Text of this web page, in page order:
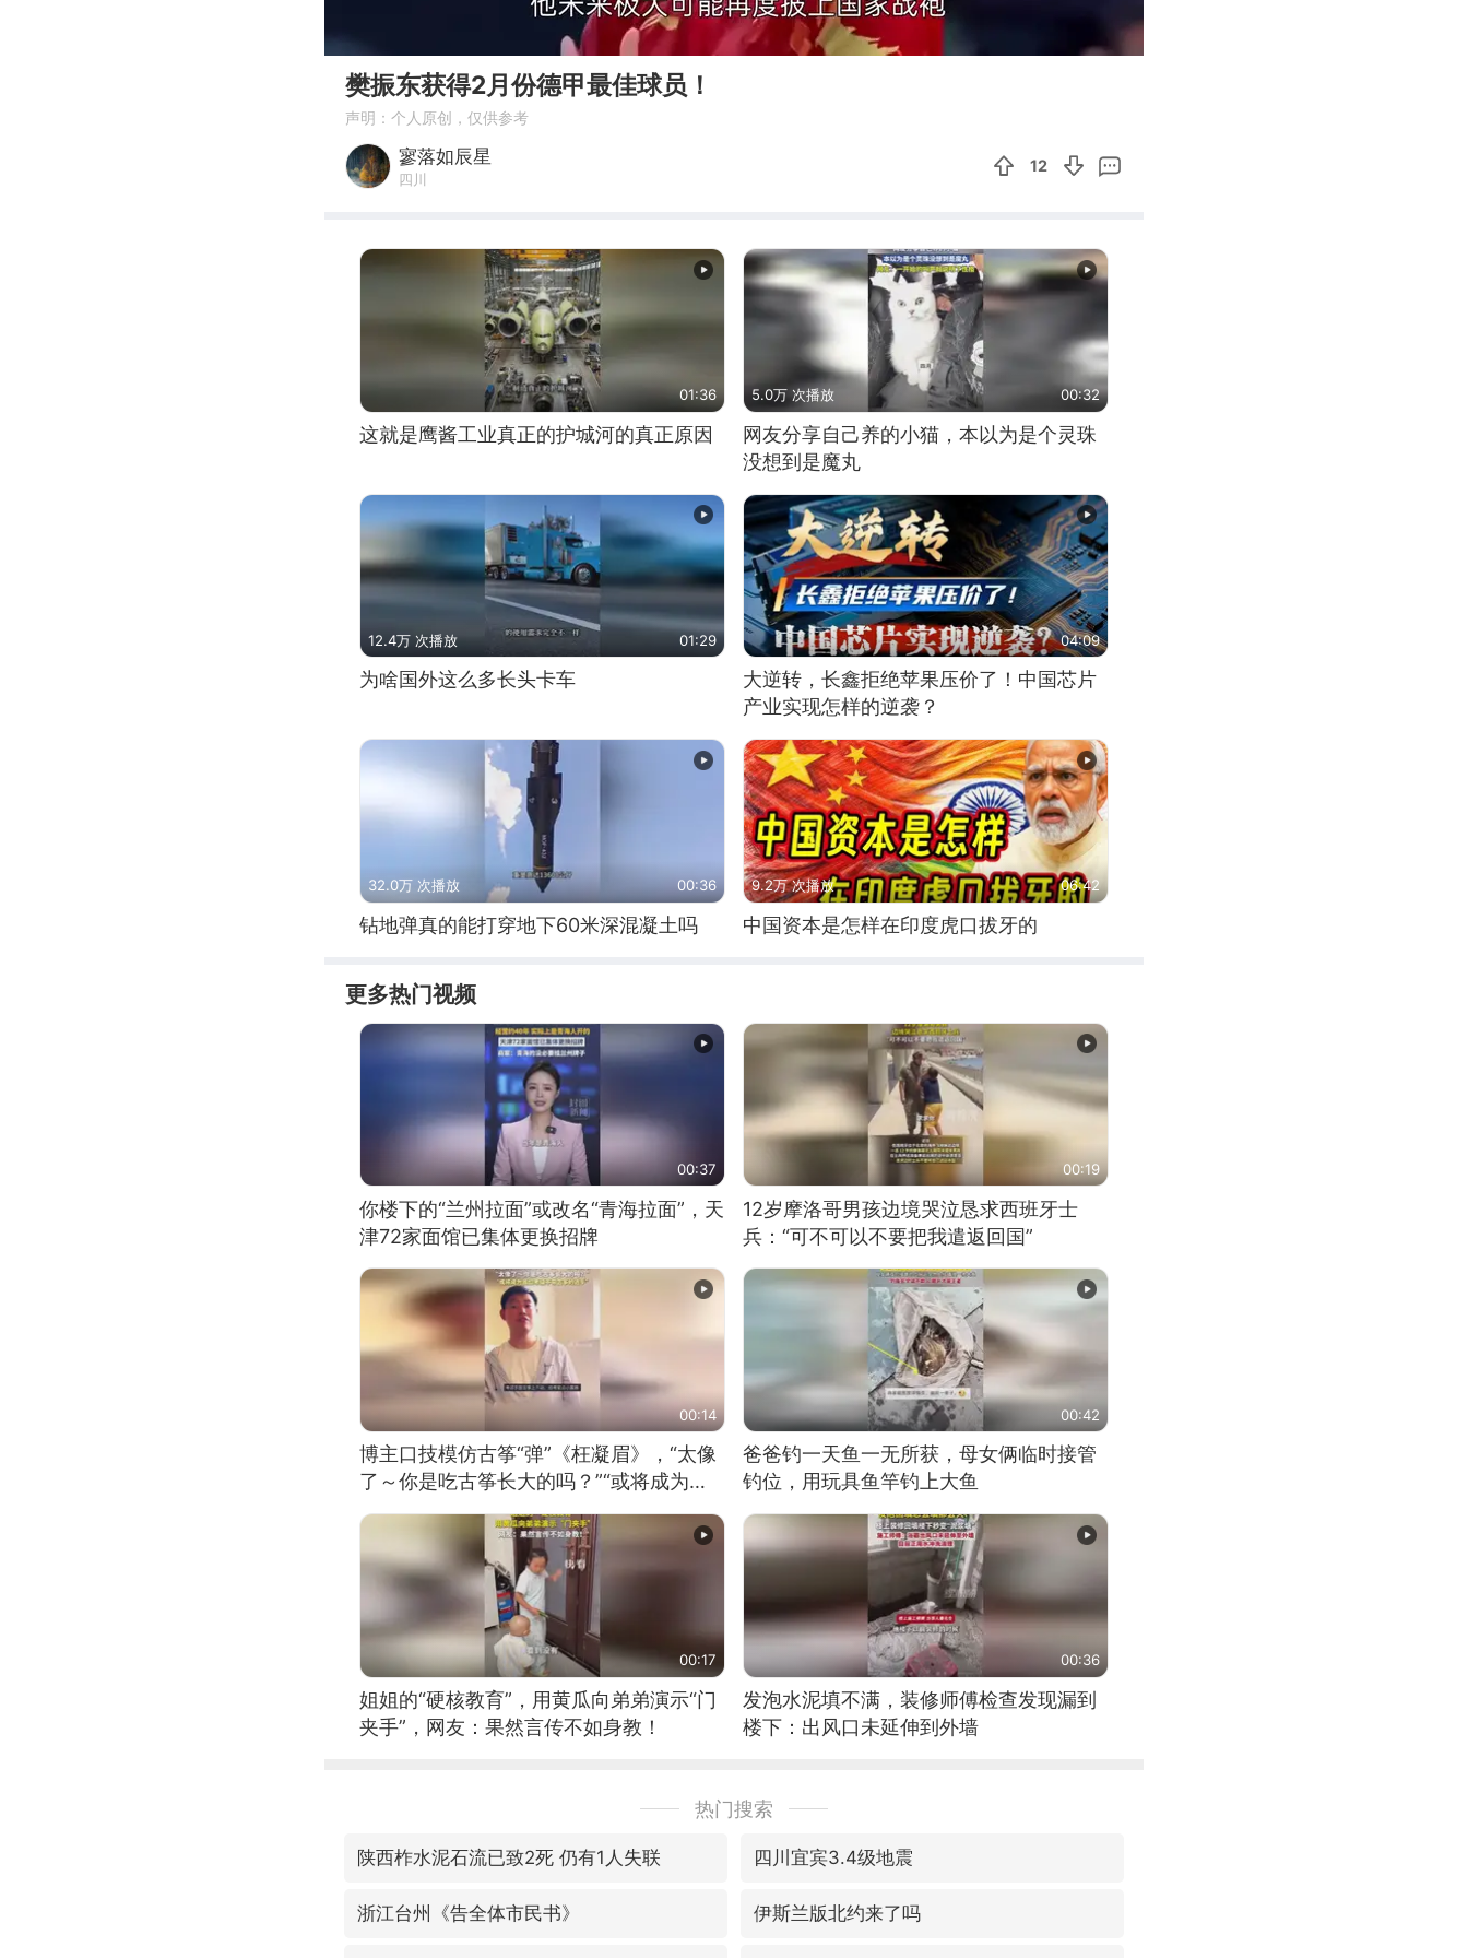
樊振东获得2月份德甲最佳球员！
声明：个人原创，仅供参考
寥落如辰星
四川
12
01:36
这就是鹰酱工业真正的护城河的真正原因
5.0万 次播放 00:32
网友分享自己养的小猫，本以为是个灵珠
没想到是魔丸
12.4万 次播放 01:29
为啥国外这么多长头卡车
04:09
大逆转，长鑫拒绝苹果压价了！中国芯片
产业实现怎样的逆袭？
32.0万 次播放 00:36
钻地弹真的能打穿地下60米深混凝土吗
9.2万 次播放 06:42
中国资本是怎样在印度虎口拔牙的
更多热门视频
00:37
你楼下的“兰州拉面”或改名“青海拉面”，天
津72家面馆已集体更换招牌
00:19
12岁摩洛哥男孩边境哭泣恳求西班牙士
兵：“可不可以不要把我遣返回国”
00:14
博主口技模仿古筝“弹”《枉凝眉》，“太像
了～你是吃古筝长大的吗？”“或将成为首
位考级不带古筝的选手。”（来源：新华每
00:42
爸爸钓一天鱼一无所获，母女俩临时接管
钓位，用玩具鱼竿钓上大鱼
00:17
姐姐的“硬核教育”，用黄瓜向弟弟演示“门
夹手”，网友：果然言传不如身教！
00:36
发泡水泥填不满，装修师傅检查发现漏到
楼下：出风口未延伸到外墙
热门搜索
陕西柞水泥石流已致2死 仍有1人失联 四川宜宾3.4级地震
浙江台州《告全体市民书》 伊斯兰版北约来了吗